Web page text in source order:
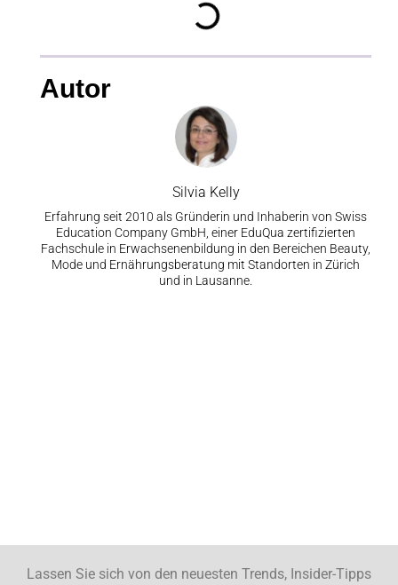
Autor
Silvia Kelly
Erfahrung seit 2010 als Gründerin und Inhaberin von Swiss
Education Company GmbH, einer EduQua zertifizierten
Fachschule in Erwachsenenbildung in den Bereichen Beauty,
Mode und Ernährungsberatung mit Standorten in Zürich
und in Lausanne.
Lassen Sie sich von den neuesten Trends, Insider-Tipps